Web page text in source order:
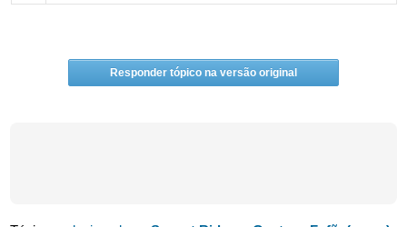
Responder tópico na versão original